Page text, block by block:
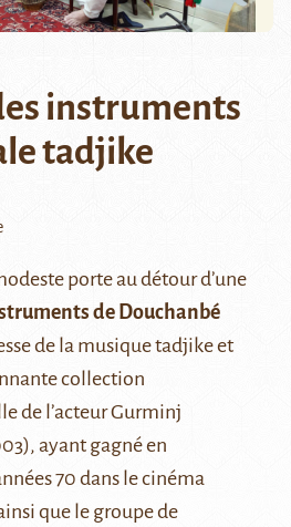
instruments
tadjike
porte au détour d’une
de Douchanbé
de la musique tadjike et
collection
de l’acteur Gurminj
ayant gagné en
70 dans le cinéma
que le groupe de